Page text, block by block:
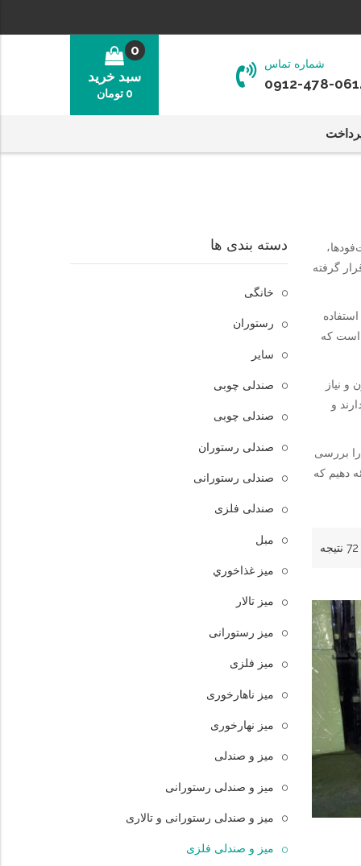
شماره تماس
0912-478- سبد خرید
0
0 تومان
دسته بندی ها
خانگی
رستوران
سایر
صندلی چوبی
صندلی چوبی
صندلی رستوران
صندلی رستورانی
صندلی فلزی
مبل
ميز غذاخوري
میز تالار
میز رستورانی
میز فلزی
میز ناهارخوری
میز نهارخوری
میز و صندلی
میز و صندلی رستورانی
میز و صندلی رستورانی و تالاری
میز و صندلی فلزی
گرفته
است که
نیاز
و
را بررسی
دهیم که